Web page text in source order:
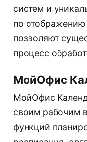
систем и
по
позволяют
процесс
МойОфис
МойОфис
своим рабочим
функций